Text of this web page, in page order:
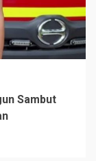
Sambut